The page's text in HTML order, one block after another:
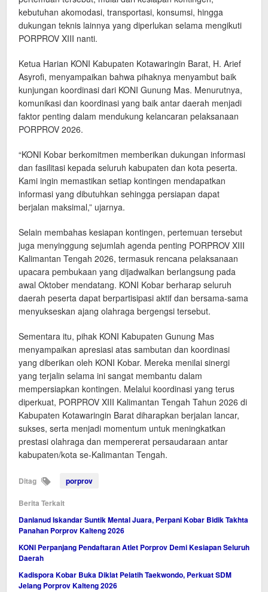
kebutuhan akomodasi, transportasi, konsumsi, hingga
dukungan teknis lainnya yang diperlukan selama mengikuti
PORPROV XIII nanti.
Ketua Harian KONI Kabupaten Kotawaringin Barat, H. Arief
Asyrofi, menyampaikan bahwa pihaknya menyambut baik
kunjungan koordinasi dari KONI Gunung Mas. Menurutnya,
komunikasi dan koordinasi yang baik antar daerah menjadi
faktor penting dalam mendukung kelancaran pelaksanaan
PORPROV 2026.
“KONI Kobar berkomitmen memberikan dukungan informasi
dan fasilitasi kepada seluruh kabupaten dan kota peserta.
Kami ingin memastikan setiap kontingen mendapatkan
informasi yang dibutuhkan sehingga persiapan dapat
berjalan maksimal,” ujarnya.
Selain membahas kesiapan kontingen, pertemuan tersebut
juga menyinggung sejumlah agenda penting PORPROV XIII
Kalimantan Tengah 2026, termasuk rencana pelaksanaan
upacara pembukaan yang dijadwalkan berlangsung pada
awal Oktober mendatang. KONI Kobar berharap seluruh
daerah peserta dapat berpartisipasi aktif dan bersama-sama
menyukseskan ajang olahraga bergengsi tersebut.
Sementara itu, pihak KONI Kabupaten Gunung Mas
menyampaikan apresiasi atas sambutan dan koordinasi
yang diberikan oleh KONI Kobar. Mereka menilai sinergi
yang terjalin selama ini sangat membantu dalam
mempersiapkan kontingen. Melalui koordinasi yang terus
diperkuat, PORPROV XIII Kalimantan Tengah Tahun 2026 di
Kabupaten Kotawaringin Barat diharapkan berjalan lancar,
sukses, serta menjadi momentum untuk meningkatkan
prestasi olahraga dan mempererat persaudaraan antar
kabupaten/kota se-Kalimantan Tengah.
Ditag porprov
Berita Terkait
Danlanud Iskandar Suntik Mental Juara, Perpani Kobar Bidik Takhta
Panahan Porprov Kalteng 2026
KONI Perpanjang Pendaftaran Atlet Porprov Demi Kesiapan Seluruh
Daerah
Kadispora Kobar Buka Diklat Pelatih Taekwondo, Perkuat SDM
Jelang Porprov Kalteng 2026